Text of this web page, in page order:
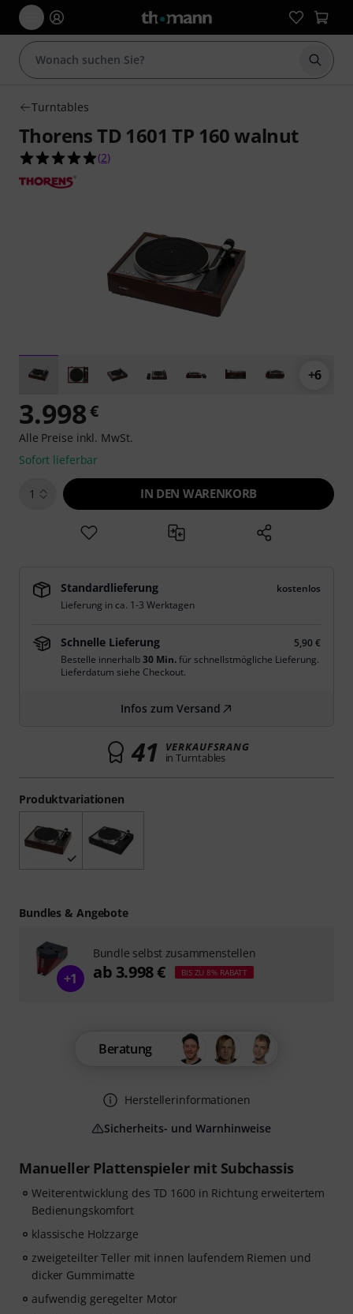
Suche
Turntables
Thorens TD 1601 TP 160 walnut
5.0 von 5 Sternen aus 2 Kundenbewertungen
(2)
+6
Manueller Plattenspieler mit Subchassis
Weiterentwicklung des TD 1600 in Richtung erweitertem
Bedienungskomfort
klassische Holzzarge
zweigeteilter Teller mit innen laufendem Riemen und
dicker Gummimatte
aufwendig geregelter Motor
Produktvariationen
3.998€
Alle Preise inkl. MwSt.
Sofort lieferbar
1 IN DEN WARENKORB
Standardlieferung
kostenlos
Lieferung in ca. 1-3 Werktagen
Schnelle Lieferung
5,90 €
Bestelle innerhalb30 Min.für schnellstmögliche Lieferung.
Lieferdatum siehe Checkout.
Infos zum Versand
41 VERKAUFSRANG
in Turntables
Beratung
Herstellerinformationen
Sicherheits- und Warnhinweise
Bundles & Angebote
+1
Bundle selbst zusammenstellen
ab 3.998 € BIS ZU 8% RABATT